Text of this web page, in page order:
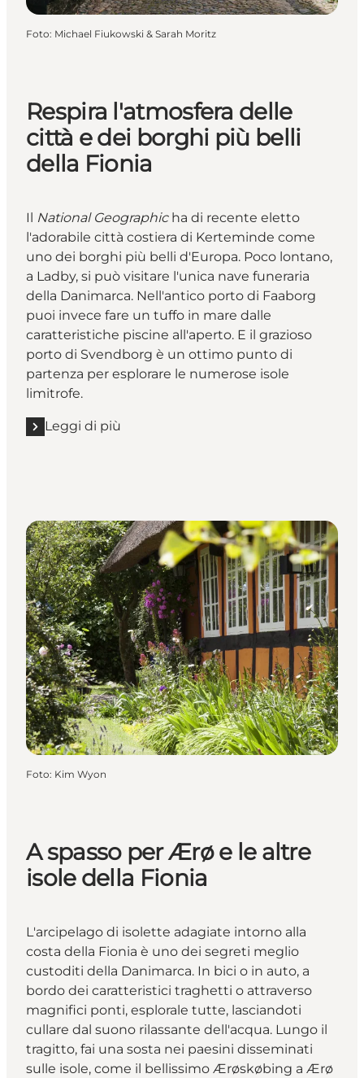
Foto: Michael Fiukowski & Sarah Moritz
Respira l'atmosfera delle
città e dei borghi più belli
della Fionia
Il National Geographicha di recente eletto
l'adorabile città costiera di Kerteminde come
uno dei borghi più belli d'Europa. Poco lontano,
a Ladby, si può visitare l'unica nave funeraria
della Danimarca. Nell'antico porto di Faaborg
puoi invece fare un tuffo in mare dalle
caratteristiche piscine all'aperto. E il grazioso
porto di Svendborg è un ottimo punto di
partenza per esplorare le numerose isole
limitrofe.
Leggi di più
Leggi di più "Respira l'atmosfera delle città e dei
Foto: Kim Wyon
A spasso per Ærø e le altre
isole della Fionia
L'arcipelago di isolette adagiate intorno alla
costa della Fionia è uno dei segreti meglio
custoditi della Danimarca. In bici o in auto, a
bordo dei caratteristici traghetti o attraverso
magnifici ponti, esplorale tutte, lasciandoti
cullare dal suono rilassante dell'acqua. Lungo il
tragitto, fai una sosta nei paesini disseminati
sulle isole, come il bellissimo Ærøskøbing a Ærø